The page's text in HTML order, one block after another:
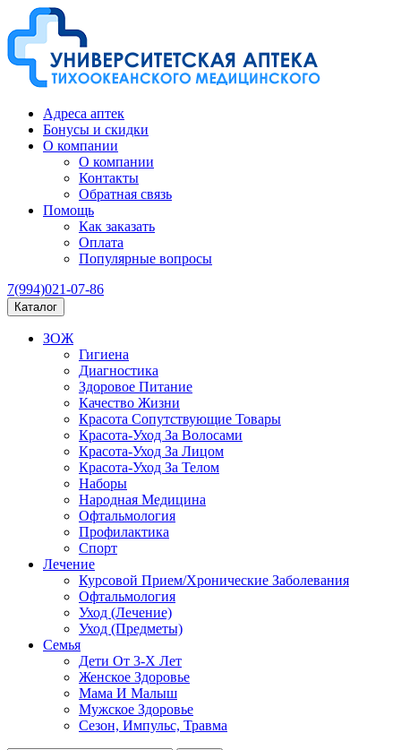
Адреса аптек
Бонусы и скидки
О компании
О компании
Контакты
Обратная связь
Помощь
Как заказать
Оплата
Популярные вопросы
7(994)021-07-86
Каталог
ЗОЖ
Гигиена
Диагностика
Здоровое Питание
Качество Жизни
Красота Сопутствующие Товары
Красота-Уход За Волосами
Красота-Уход За Лицом
Красота-Уход За Телом
Наборы
Народная Медицина
Офтальмология
Профилактика
Спорт
Лечение
Курсовой Прием/Хронические Заболевания
Офтальмология
Уход (Лечение)
Уход (Предметы)
Семья
Дети От 3-Х Лет
Женское Здоровье
Мама И Малыш
Мужское Здоровье
Сезон, Импульс, Травма